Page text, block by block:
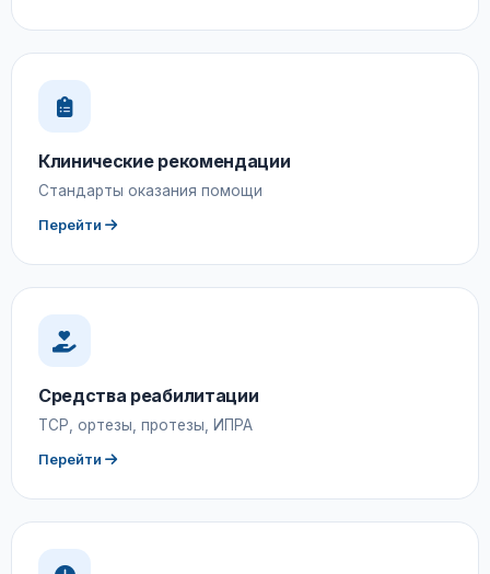
Клинические рекомендации
Стандарты оказания помощи
Перейти
Средства реабилитации
ТСР, ортезы, протезы, ИПРА
Перейти